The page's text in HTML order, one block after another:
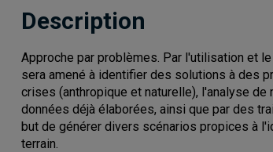
Description
Approche par problèmes. Par l'utilisation et
sera amené à identifier des solutions à des
crises (anthropique et naturelle), l'analyse
données déjà élaborées, ainsi que par des
but de générer divers scénarios propices à
terrain.